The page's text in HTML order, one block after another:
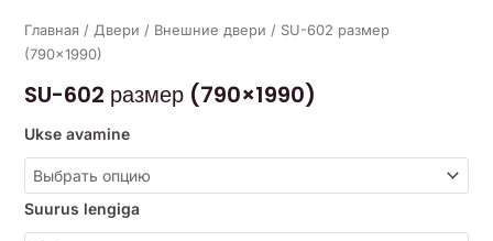
Главная / Двери / Внешние двери / SU-602 размер
(790×1990)
SU-602 размер (790×1990)
Ukse avamine
Suurus lengiga